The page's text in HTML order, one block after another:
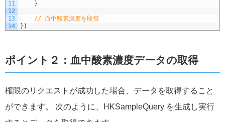
11
12
13
14
}
// 血中酸素濃度を取得
} )
ポイント２：血中酸素濃度データの取得
権限のリクエストが成功した場合、データを取得すること
ができます。
次のように、HKSampleQuery を生成し実行